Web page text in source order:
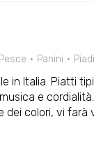
Pesce Panini
in Italia. Piatti
e
colori, vi farà